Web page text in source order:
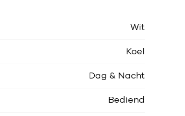
Wit
Koel
Dag & Nacht
Bediend